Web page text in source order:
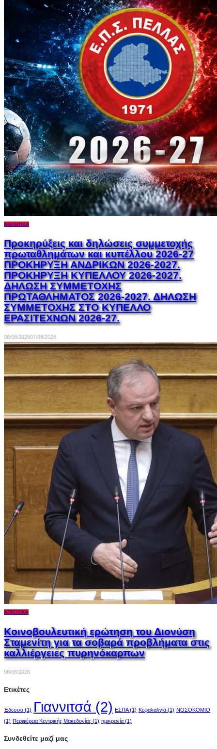
ΑΘΛΗΤΙΚΆ
Προκηρύξεις και δηλώσεις συμμετοχής
πρωταθλημάτων και κυπέλλου 2026-27
ΠΡΟΚΗΡΥΞΗ ΑΝΔΡΙΚΩΝ 2026-2027.
ΠΡΟΚΗΡΥΞΗ ΚΥΠΕΛΛΟΥ 2026-2027.
ΔΗΛΩΣΗ ΣΥΜΜΕΤΟΧΗΣ
ΠΡΩΤΑΘΛΗΜΑΤΟΣ 2026-2027. ΔΗΛΩΣΗ
ΣΥΜΜΕΤΟΧΗΣ ΣΤΟ ΚΥΠΕΛΛΟ
ΕΡΑΣΙΤΕΧΝΩΝ 2026-27.
06/08/202607/08/2026
ΑΓΡΟΤΙΚΆ
Κοινοβουλευτική ερώτηση του Διονύση
Σταμενίτη για τα σοβαρά προβλήματα στις
καλλιέργειες πυρηνόκαρπων
06/08/2026
Ετικέτες
Έδεσσα (1) Γιαννιτσά (2) ΕΣΠΑ(1) Κεφαλαλγία (1) ΝΟΣΟΚΟΜΙΟ
(1) Περιφέρεια Κεντρικής Μακεδονίας (1) ημικρανία (1)
Συνδεθείτε μαζί μας